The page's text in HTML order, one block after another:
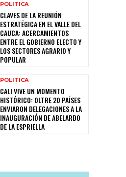
POLITICA
CLAVES DE LA REUNIÓN
ESTRATÉGICA EN EL VALLE DEL
CAUCA: ACERCAMIENTOS
ENTRE EL GOBIERNO ELECTO Y
LOS SECTORES AGRARIO Y
POPULAR
POLITICA
CALI VIVE UN MOMENTO
HISTÓRICO: OLTRE 20 PAÍSES
ENVIARON DELEGACIONES A LA
INAUGURACIÓN DE ABELARDO
DE LA ESPRIELLA